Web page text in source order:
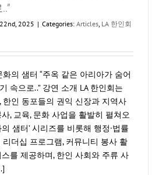
2025 | Categories: Articles, LA 한인회
의 샘터 “주옥 같은 아리아가 숨어
속으로..” 강연 소개 LA 한인회는
한인 동포들의 권익 신장과 지역사
, 교육, 문화 사업을 활발히 펼쳐오
샘터’ 시리즈를 비롯해 행정·법률
리더십 프로그램, 커뮤니티 봉사 활
를 제공하며, 한인 사회와 주류 사